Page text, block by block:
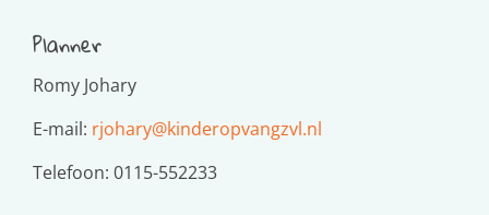
Planner
Romy Johary
E-mail: rjohary@kinderopvangzvl.nl
Telefoon: 0115-552233